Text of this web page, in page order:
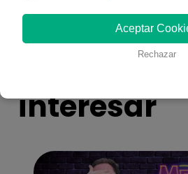
También
interesar
Aceptar
Rechazar